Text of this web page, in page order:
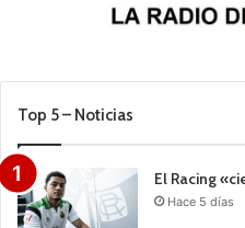
Top 5 – Noticias
El Racing
Hace 5 días